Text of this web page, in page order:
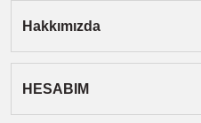
Hakkımızda
HESABIM